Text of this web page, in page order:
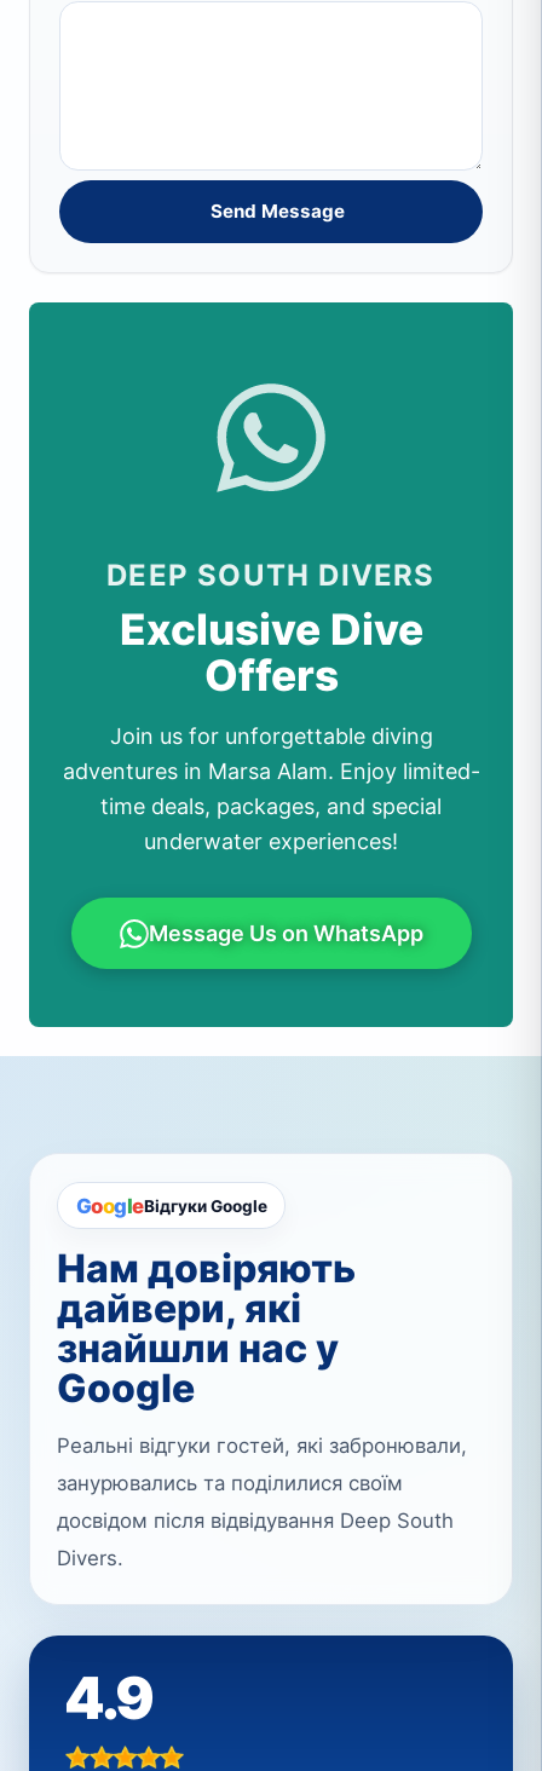
Send Message
DEEP SOUTH DIVERS
Exclusive Dive
Offers
Join us for unforgettable diving
adventures in Marsa Alam. Enjoy limited-
time deals, packages, and special
underwater experiences!
Message Us on WhatsApp
GoogleВідгуки Google
Нам довіряють
дайвери, які
знайшли нас у
Google
Реальні відгуки гостей, які забронювали,
занурювались та поділилися своїм
досвідом після відвідування Deep South
Divers.
4.9